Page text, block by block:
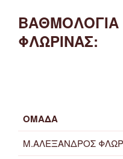
ΒΑΘΜΟΛΟΓΙΑ
ΦΛΩΡΙΝΑΣ:
ΟΜΑΔΑ
Μ.ΑΛΕΞΑΝΔΡΟΣ